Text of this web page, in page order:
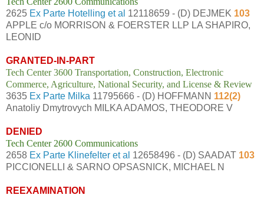
2625 Ex Parte Hotelling et al 12118659 - (D) DEJMEK 103
APPLE c/o MORRISON & FOERSTER LLP LA SHAPIRO,
LEONID
GRANTED-IN-PART
Tech Center 3600 Transportation, Construction, Electronic
Commerce, Agriculture, National Security, and License & Review
3635 Ex Parte Milka 11795666 - (D) HOFFMANN 112(2)
Anatoliy Dmytrovych MILKA ADAMOS, THEODORE V
DENIED
Tech Center 2600 Communications
2658 Ex Parte Klinefelter et al 12658496 - (D) SAADAT 103
PICCIONELLI & SARNO OPSASNICK, MICHAEL N
REEXAMINATION